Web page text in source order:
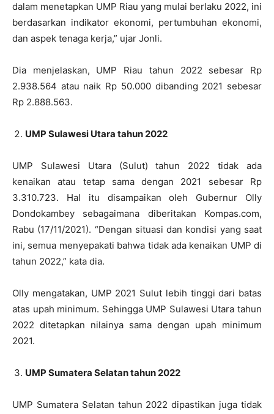
dalam menetapkan UMP Riau yang mulai berlaku 2022, ini
berdasarkan indikator ekonomi, pertumbuhan ekonomi,
dan aspek tenaga kerja,” ujar Jonli.
Dia menjelaskan, UMP Riau tahun 2022 sebesar Rp
2.938.564 atau naik Rp 50.000 dibanding 2021 sebesar
Rp 2.888.563.
UMP Sulawesi Utara tahun 2022
UMP Sulawesi Utara (Sulut) tahun 2022 tidak ada
kenaikan atau tetap sama dengan 2021 sebesar Rp
3.310.723. Hal itu disampaikan oleh Gubernur Olly
Dondokambey sebagaimana diberitakan Kompas.com,
Rabu (17/11/2021). “Dengan situasi dan kondisi yang saat
ini, semua menyepakati bahwa tidak ada kenaikan UMP di
tahun 2022,” kata dia.
Olly mengatakan, UMP 2021 Sulut lebih tinggi dari batas
atas upah minimum. Sehingga UMP Sulawesi Utara tahun
2022 ditetapkan nilainya sama dengan upah minimum
2021.
UMP Sumatera Selatan tahun 2022
UMP Sumatera Selatan tahun 2022 dipastikan juga tidak